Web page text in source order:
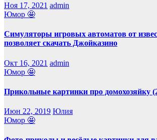
Ноя 17, 2021 admin
Юмор 🤩
Симуляторы игровых автоматов от
позволяет скачать Джойказино
Окт 16, 2021 admin
Юмор 🤩
Прикольные картинки про домохозяйку
Июн 22, 2019 Юлия
Юмор 🤩